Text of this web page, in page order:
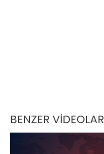
BENZER VİDEOLAR